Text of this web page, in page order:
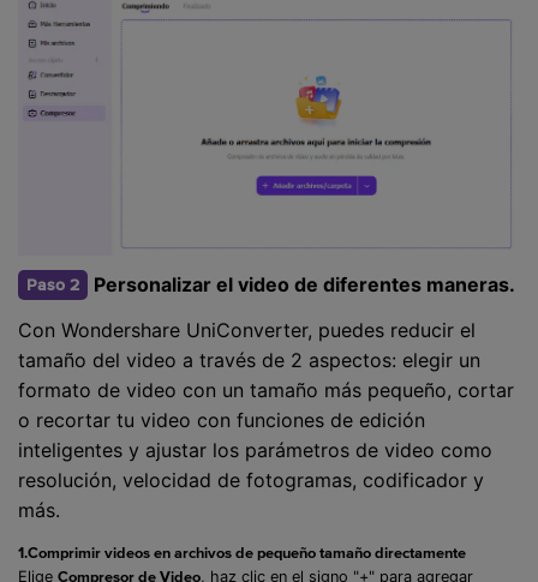
Paso 2
Personalizar el video de diferentes maneras.
Con Wondershare UniConverter, puedes reducir el
tamaño del video a través de 2 aspectos: elegir un
formato de video con un tamaño más pequeño, cortar
o recortar tu video con funciones de edición
inteligentes y ajustar los parámetros de video como
resolución, velocidad de fotogramas, codificador y
más.
1.Comprimir videos en archivos de pequeño tamaño directamente
Elige Compresor de Video , haz clic en el signo "+" para agregar